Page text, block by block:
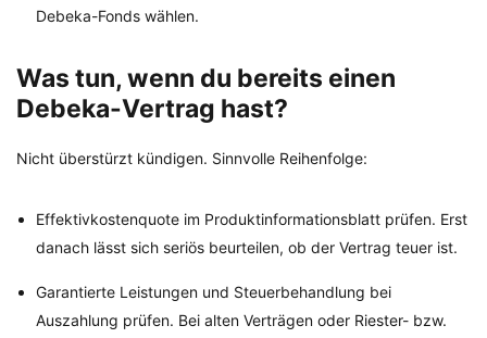
Debeka-Fonds wählen.
Was tun, wenn du bereits einen
Debeka-Vertrag hast?
Nicht überstürzt kündigen. Sinnvolle Reihenfolge:
Effektivkostenquote im Produktinformationsblatt prüfen. Erst
danach lässt sich seriös beurteilen, ob der Vertrag teuer ist.
Garantierte Leistungen und Steuerbehandlung bei
Auszahlung prüfen. Bei alten Verträgen oder Riester- bzw.